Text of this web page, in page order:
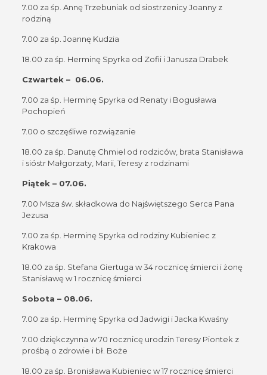
7.00 za śp. Annę Trzebuniak od siostrzenicy Joanny z
rodziną
7.00 za śp. Joannę Kudzia
18.00 za śp. Herminę Spyrka od Zofii i Janusza Drabek
Czwartek – 06.06.
7.00 za śp. Herminę Spyrka od Renaty i Bogusława
Pochopień
7.00 o szczęśliwe rozwiązanie
18.00 za śp. Danutę Chmiel od rodziców, brata Stanisława
i sióstr Małgorzaty, Marii, Teresy z rodzinami
Piątek – 07.06.
7.00 Msza św. składkowa do Najświętszego Serca Pana
Jezusa
7.00 za śp. Herminę Spyrka od rodziny Kubieniec z
Krakowa
18.00 za śp. Stefana Giertuga w 34 rocznicę śmierci i żonę
Stanisławę w 1 rocznicę śmierci
Sobota – 08.06.
7.00 za śp. Herminę Spyrka od Jadwigi i Jacka Kwaśny
7.00 dziękczynna w 70 rocznicę urodzin Teresy Piontek z
prośbą o zdrowie i bł. Boże
18.00 za śp. Bronisława Kubieniec w 17 rocznicę śmierci